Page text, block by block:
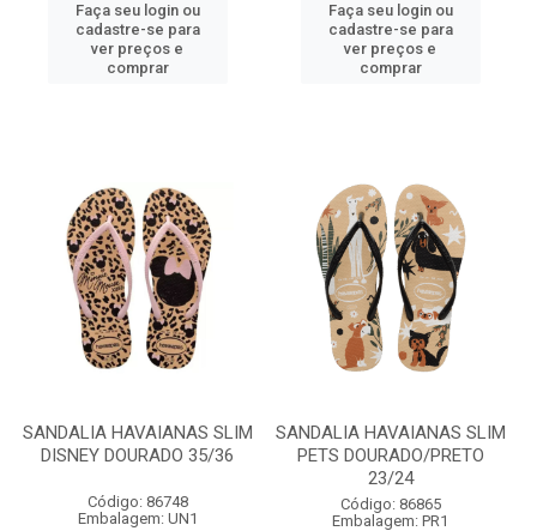
Faça seu login ou
cadastre-se para
ver preços e
comprar
Faça seu login ou
cadastre-se para
ver preços e
comprar
SANDALIA HAVAIANAS SLIM
DISNEY DOURADO 35/36
Código: 86748
Embalagem: UN1
SANDALIA HAVAIANAS SLIM
PETS DOURADO/PRETO
23/24
Código: 86865
Embalagem: PR1